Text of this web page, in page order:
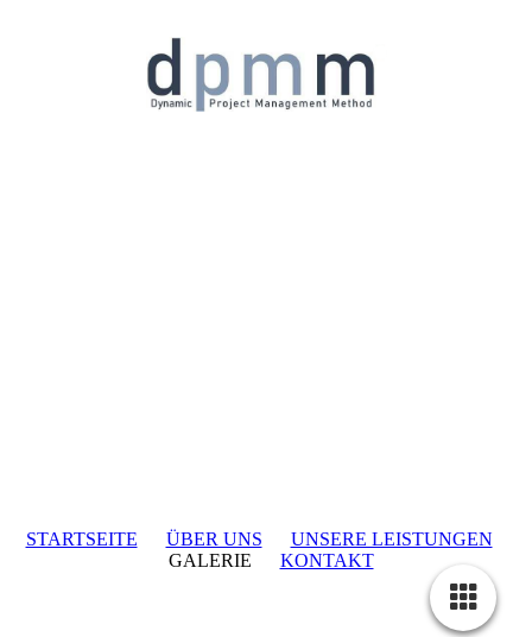
STARTSEITE ÜBER UNS
UNSERE LEISTUNGEN
GALERIE KONTAKT